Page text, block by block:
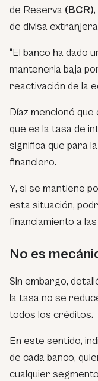
de Reserva (BCR)
de divisa
“El banco ha dado
mantenerla baja
reactivación de la
Díaz mencionó
que es la tasa de
significa que para
financiero.
Y, si se mantiene
esta situación,
financiamiento a
No es
Sin embargo,
la tasa no se
todos los créditos.
En este sentido,
de cada banco,
cualquier